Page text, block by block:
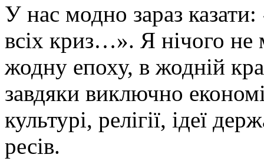
У нас модно зараз казати:
всіх криз…». Я нічого не
жодну епоху, в жодній
завдяки виключно
культурі, релігії, ідеї
ресів.